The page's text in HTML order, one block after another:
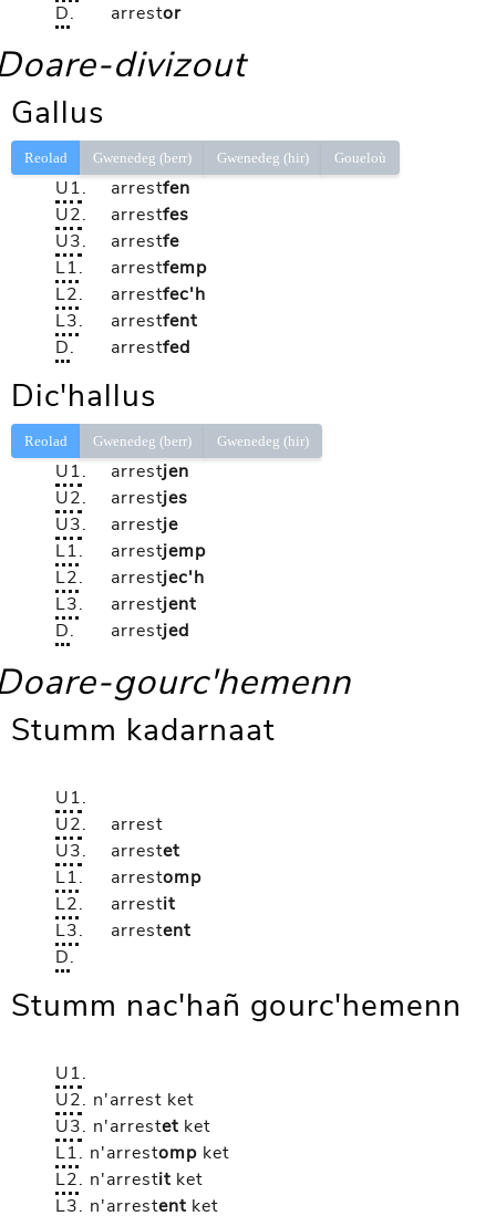
D. arrestor
divizout
Gallus
Reolad Gwenedeg (berr) Gwenedeg (hir) Goueloù
U1. arrestfen
U2. arrestfes
U3. arrestfe
L1. arrestfemp
L2. arrestfec'h
L3. arrestfent
D. arrestfed
Dic'hallus
Reolad Gwenedeg (berr) Gwenedeg (hir)
U1. arrestjen
U2. arrestjes
U3. arrestje
L1. arrestjemp
L2. arrestjec'h
L3. arrestjent
D. arrestjed
gourc'hemenn
Stumm kadarnaat
U1.
U2.
arrest
U3. arrestet
L1. arrestomp
L2. arrestit
L3. arrestent
D.
Stumm nac'hañ gourc'hemenn
U1.
U2. n'arrest ket
U3. n'arrestet ket
L1. n'arrestomp ket
L2. n'arrestit ket
L3. n'arrestent ket